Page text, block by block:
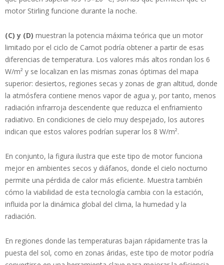
motor Stirling funcione durante la noche.
(C) y (D) muestran la potencia máxima teórica que un motor
limitado por el ciclo de Carnot podría obtener a partir de esas
diferencias de temperatura. Los valores más altos rondan los 6
W/m² y se localizan en las mismas zonas óptimas del mapa
superior: desiertos, regiones secas y zonas de gran altitud, donde
la atmósfera contiene menos vapor de agua y, por tanto, menos
radiación infrarroja descendente que reduzca el enfriamiento
radiativo. En condiciones de cielo muy despejado, los autores
indican que estos valores podrían superar los 8 W/m².
En conjunto, la figura ilustra que este tipo de motor funciona
mejor en ambientes secos y diáfanos, donde el cielo nocturno
permite una pérdida de calor más eficiente. Muestra también
cómo la viabilidad de esta tecnología cambia con la estación,
influida por la dinámica global del clima, la humedad y la
radiación.
En regiones donde las temperaturas bajan rápidamente tras la
puesta del sol, como en zonas áridas, este tipo de motor podría